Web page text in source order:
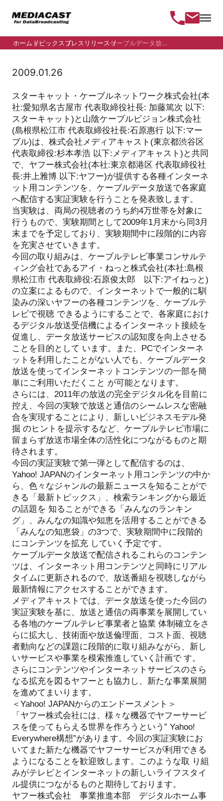
ホーム トピックスプレスリリース ケーブルデータ放送でYahoo! ...
2009.01.26
スターキャット・ケーブルネットワーク株式会社(本
社:愛知県名古屋市 代表取締役社長: 加藤篤次 以下:
スターキャット)と山陰ケーブルビジョン株式会社
(島根県松江市 代表取締役社長:石原惠行 以下:マー
ブル)は、株式会社メディアキャスト(東京都渋谷区
代表取締役:杉本孝浩 以下:メディアキャスト)と共同
で、ヤフー株式会社(本社:東京都港区 代表取締役社
長:井上雅博 以下:ヤフー)が提供する各種インターネ
ット用コンテンツを、ケーブルデータ放送で各家庭
へ配信する実証実験を行うことを発表致します。
当実験は、両局の視聴者のうち約4万世帯を対象に
行うもので、実験期間として2009年1月末から同3月
末までを予定しており、実験期間中に段階的に内容
を充実させていきます。
今回の取り組みは、ケーブルテレビ事業コンサルテ
ィング会社であるアイ・ねっと株式会社(本社:島根
県松江市 代表取締役:石原俊太郎 以下:アイねっと)
の立案によるもので、インターネットで一般的に馴
染みの深いヤフーの各種コンテンツを、ケーブルテ
レビで視聴 できるようにすることで、各家庭におけ
るデジタル放送受信機によるインターネット接続を
促進し、データ放送サービスの認知度を向上させる
ことを目的として います。また、PCでインターネ
ットを利用したことがない人でも、ケーブルデータ
放送を使ってインターネットコンテンツの一部を簡
単にご利用いただくこと が可能となります。
さらには、2011年の放送の完全デジタル化を目前に
控え、今回の実験で放送と通信のシームレスな密融
合を実現することにより、新しいビジネスモデル発
掘 のヒントを提示するなど、ケーブルテレビ市場に
留まらず放送市場全体の活性化につながるものと期
待されます。
今回の実証実験で第一弾として配信するのは、
Yahoo! JAPANのインターネット用コンテンツの中か
ら、色々なジャンルの最新ニュースを知ることがで
きる「最新トピックス」、検索ランキングから最近
の話題を 知ることができる「みんなのランキン
グ」、みんなの知識や知恵を活用することができる
「みんなの知恵袋」の3つで、実験期間中に段階的
にコンテンツを拡充 していく予定です。
ケーブルデータ放送で配信されるこれらのコンテン
ツは、インターネット用コンテンツと同時にリアル
タイムに更新されるので、放送番組を視聴しながら
最新情報にアクセスすることができます。
メディアキャストでは、データ放送を使った今回の
実証実験を基に、放送と通信の両事業を展開してい
る各地のケーブルテレビ事業者と協業 体制確立をさ
らに拡大し、技術面や放送倫理面、コスト面、視聴
者動向などの課題に段階的に取り組みながら、新し
いサービスや事業を模索推進していく計画で す。
さらにコンテンツやインターネットサービスのさら
なる拡充を図るヤフーとも協力し、新たな事業展開
を進めてまいります。
＜Yahoo! JAPANからのエンドースメント＞
「ヤフー株式会社には、様々な機器でヤフーサービ
スを使ってもらえる世界を作ろうという” Yahoo!
Everywhere構想”があります。今回の実証実験にお
いてまた新たな機器でヤフーサービスが利用できる
ようになることを歓迎致します。このような取 り組
みがテレビとインターネットの新しいライフスタイ
ル提供につながるものと期待しております。
ヤフー株式会社 事業推進本部 デジタルホーム事